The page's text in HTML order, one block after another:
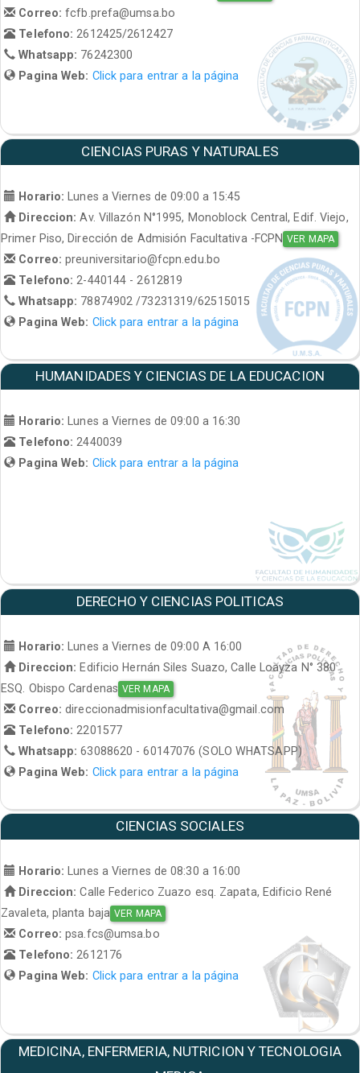
Correo:fcfb.prefa@umsa.bo
Telefono:2612425/2612427
Whatsapp: 76242300
Pagina Web: Click para entrar a la página
CIENCIAS PURAS Y NATURALES
Horario:
Lunes a Viernes de 09:00 a 15:45
Direccion: Av. Villazón N°1995, Monoblock Central, Edif. Viejo,
Primer Piso, Dirección de Admisión Facultativa -FCPN VER MAPA
Correo:preuniversitario@fcpn.edu.bo
Telefono: 2-440144 - 2612819
Whatsapp: 78874902 /73231319/62515015
Pagina Web: Click para entrar a la página
HUMANIDADES Y CIENCIAS DE LA EDUCACION
Horario: Lunes a Viernes de 09:00 a 16:30
Telefono:2440039
Pagina Web: Click para entrar a la página
DERECHO Y CIENCIAS POLITICAS
Horario:
Lunes a Viernes de 09:00 A 16:00
Direccion: Edificio Hernán Siles Suazo, Calle Loayza N° 380
ESQ. Obispo Cardenas VER MAPA
Correo:direccionadmisionfacultativa@gmail.com
Telefono: 2201577
Whatsapp:63088620 - 60147076 (SOLO WHATSAPP)
Pagina Web: Click para entrar a la página
CIENCIAS SOCIALES
Horario:
Lunes a Viernes de 08:30 a 16:00
Direccion: Calle Federico Zuazo esq. Zapata, Edificio René
Zavaleta, planta baja VER MAPA
Correo:psa.fcs@umsa.bo
Telefono: 2612176
Pagina Web: Click para entrar a la página
MEDICINA, ENFERMERIA, NUTRICION Y TECNOLOGIA